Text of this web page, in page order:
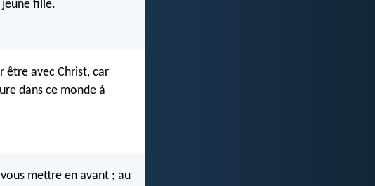
jeune fille.
être avec Christ, car
dans ce monde à
mettre en avant ; au